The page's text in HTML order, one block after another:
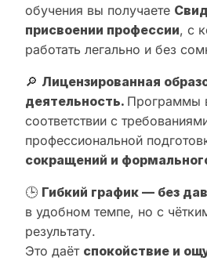
обучения вы получаете
присвоении профессии, с
работать легально и без
🔎 Лицензированная
деятельность. Программы
соответствии с
профессиональной
сокращений и
🕒 Гибкий график — без
в удобном темпе, но с
результату.
Это даёт спокойствие и